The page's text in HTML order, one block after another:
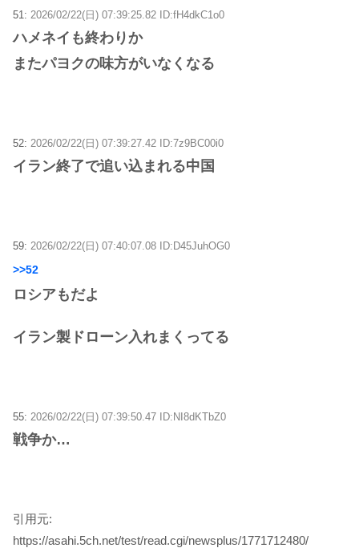
51: 2026/02/22(日) 07:39:25.82 ID:fH4dkC1o0
ハメネイも終わりか
またパヨクの味方がいなくなる
52: 2026/02/22(日) 07:39:27.42 ID:7z9BC00i0
イラン終了で追い込まれる中国
59: 2026/02/22(日) 07:40:07.08 ID:D45JuhOG0
>>52
ロシアもだよ
イラン製ドローン入れまくってる
55: 2026/02/22(日) 07:39:50.47 ID:NI8dKTbZ0
戦争か…
引用元:
https://asahi.5ch.net/test/read.cgi/newsplus/1771712480/